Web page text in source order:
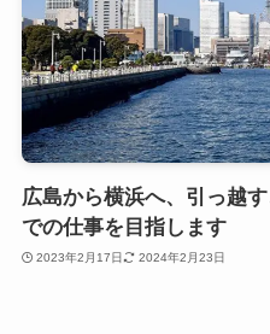
広島から横浜へ、引っ越
での仕事を目指します
2023年2月17日 2024年2月23日